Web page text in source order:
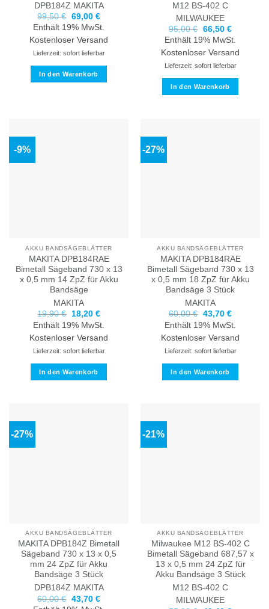
DPB184Z MAKITA
99,50€ Ursprünglicher
Preis
war:
99,50 €
69,00 €Aktueller
Preis
ist:
69,00 €.
Enthält 19% MwSt.
Kostenloser Versand
Lieferzeit: sofort lieferbar
In den Warenkorb
M12 BS-402 C
MILWAUKEE
95,00€ Ursprünglicher
Preis
war:
95,00 €
66,50 €Aktueller
Preis
ist:
66,50 €.
Enthält 19% MwSt.
Kostenloser Versand
Lieferzeit: sofort lieferbar
In den Warenkorb
-9%
AKKU BANDSÄGEBLÄTTER
MAKITA DPB184RAE
Bimetall Sägeband 730 x 13
x 0,5 mm 14 ZpZ für Akku
Bandsäge
MAKITA
19,90€
Ursprünglicher
Preis
war:
19,90 €
18,20 €Aktueller
Preis
ist:
18,20 €.
Enthält 19% MwSt.
Kostenloser Versand
Lieferzeit: sofort lieferbar
In den Warenkorb
-27%
AKKU BANDSÄGEBLÄTTER
MAKITA DPB184RAE
Bimetall Sägeband 730 x 13
x 0,5 mm 18 ZpZ für Akku
Bandsäge 3 Stück
MAKITA
60,00€ Ursprünglicher
Preis
war:
60,00 €
43,70 €Aktueller
Preis
ist:
43,70 €.
Enthält 19% MwSt.
Kostenloser Versand
Lieferzeit: sofort lieferbar
In den Warenkorb
-27%
AKKU BANDSÄGEBLÄTTER
MAKITA DPB184Z Bimetall
Sägeband 730 x 13 x 0,5
mm 24 ZpZ für Akku
Bandsäge 3 Stück
DPB184Z MAKITA
60,00€ Ursprünglicher
Preis
43,70 €Aktueller
Preis
-21%
AKKU BANDSÄGEBLÄTTER
Milwaukee M12 BS-402 C
Bimetall Sägeband 687,57 x
13 x 0,5 mm 24 ZpZ für
Akku Bandsäge 3 Stück
M12 BS-402 C
MILWAUKEE